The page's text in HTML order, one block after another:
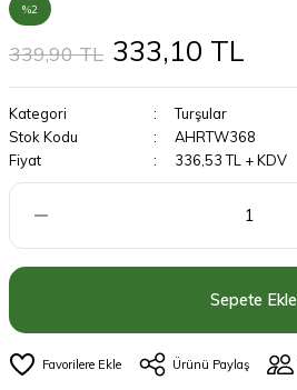
%2
339,90 TL 333,10 TL
Kategori
Turşular
Stok Kodu
AHRTW368
Fiyat
336,53 TL + KDV
Sepete Ekle
Ürünü Paylaş